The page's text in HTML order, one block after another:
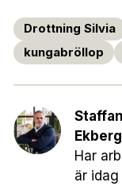
Drottning Silvia
kungabröllop
Staffan
Ekberg
Har
är